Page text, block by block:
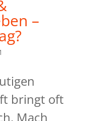
–
bringt oft
Mach